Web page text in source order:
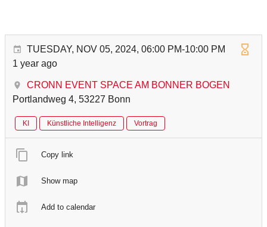
TUESDAY, NOV 05, 2024, 06:00 PM-10:00 PM
1 year ago
CRONN EVENT SPACE AM BONNER BOGEN
Portlandweg 4, 53227 Bonn
KI Künstliche Intelligenz Vortrag
Copy link
Show map
Add to calendar